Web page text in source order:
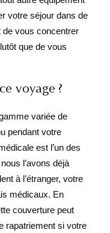
votre séjour dans de
de vous concentrer
que de vous
voyage ?
variée de
pendant votre
est l’un des
l’avons déjà
à l’étranger, votre
médicaux. En
couverture peut
rapatriement si votre